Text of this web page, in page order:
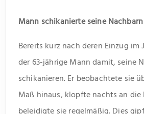
Mann schikanierte seine Nachbarn
Bereits kurz nach deren Einzug im
der 63-jährige Mann damit, seine
schikanieren. Er beobachtete sie
Maß hinaus, klopfte nachts an die
beleidigte sie regelmäßig. Dies